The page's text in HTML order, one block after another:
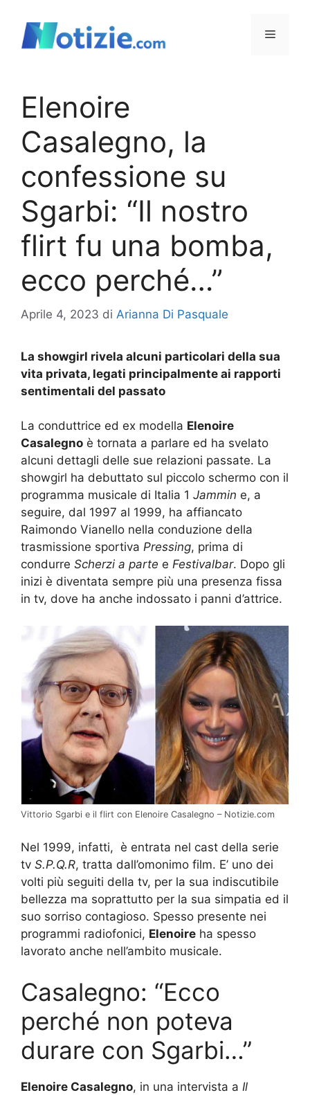
contenuto
Menu
Elenoire
Casalegno, la
confessione su
Sgarbi: “Il nostro
flirt fu una bomba,
ecco perché…”
Aprile 4, 2023 di Arianna Di Pasquale
La showgirl rivela alcuni particolari della sua
vita privata, legati principalmente ai rapporti
sentimentali del passato
La conduttrice ed ex modella Elenoire
Casalegno è tornata a parlare ed ha svelato
alcuni dettagli delle sue relazioni passate. La
showgirl ha debuttato sul piccolo schermo con il
programma musicale di Italia 1 Jammin e, a
seguire, dal 1997 al 1999, ha affiancato
Raimondo Vianello nella conduzione della
trasmissione sportiva Pressing, prima di
condurre Scherzi a parte e Festivalbar. Dopo gli
inizi è diventata sempre più una presenza fissa
in tv, dove ha anche indossato i panni d’attrice.
Vittorio Sgarbi e il flirt con Elenoire Casalegno – Notizie.com
Nel 1999, infatti, è entrata nel cast della serie
tv S.P.Q.R, tratta dall’omonimo film. E’ uno dei
volti più seguiti della tv, per la sua indiscutibile
bellezza ma soprattutto per la sua simpatia ed il
suo sorriso contagioso. Spesso presente nei
programmi radiofonici, Elenoire ha spesso
lavorato anche nell’ambito musicale.
Casalegno: “Ecco
perché non poteva
durare con Sgarbi…”
Elenoire Casalegno, in una intervista a Il